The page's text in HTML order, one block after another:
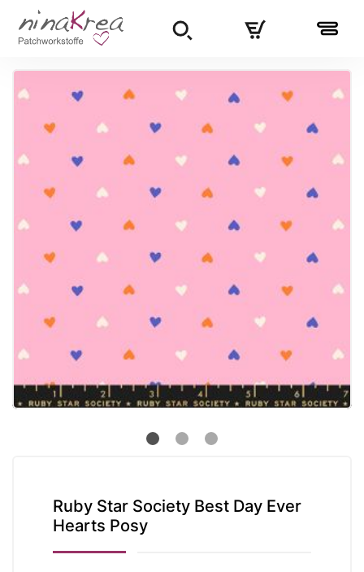
Ruby Star Society Best Day Ever
Hearts Posy